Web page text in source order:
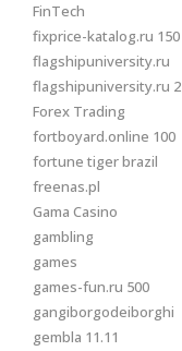
FinTech
fixprice-katalog.ru 150
flagshipuniversity.ru
flagshipuniversity.ru 2
Forex Trading
fortboyard.online 100
fortune tiger brazil
freenas.pl
Gama Casino
gambling
games
games-fun.ru 500
gangiborgodeiborghi
gembla 11.11